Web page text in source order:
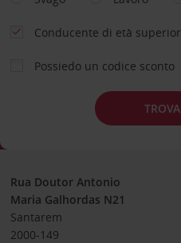
Conducente di età
Possiedo un codice sconto
Rua Doutor Antonio
Maria Galhordas N21
Santarem
2000-149